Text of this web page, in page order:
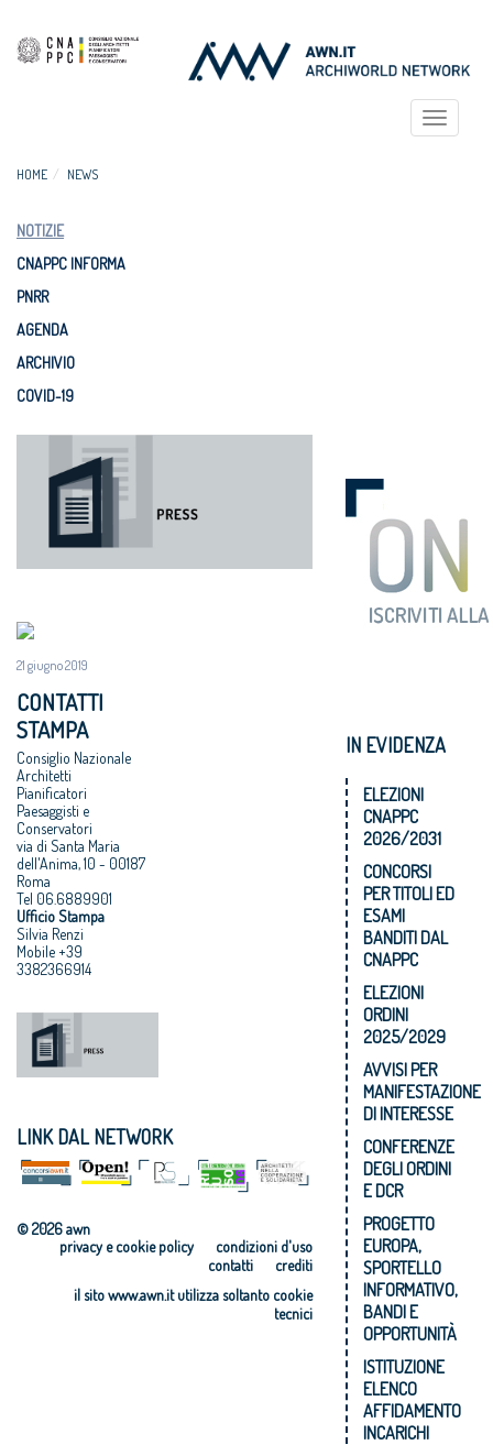
Toggle
HOME NEWS
NOTIZIE
CNAPPC INFORMA
PNRR
AGENDA
ARCHIVIO
COVID-19
21 giugno 2019
CONTATTI
STAMPA
Consiglio Nazionale
Architetti
Pianificatori
Paesaggisti e
Conservatori
via di Santa Maria
dell'Anima, 10 - 00187
Roma
Tel 06.6889901
Ufficio Stampa
Silvia Renzi
Mobile +39
3382366914
LINK DAL NETWORK
© 2026 awn
condizioni d'uso
privacy e cookie policy
crediti
contatti
il sito www.awn.it utilizza soltanto cookie
tecnici
IN EVIDENZA
ELEZIONI
CNAPPC
2026/2031
CONCORSI
PER TITOLI ED
ESAMI
BANDITI DAL
CNAPPC
ELEZIONI
ORDINI
2025/2029
AVVISI PER
MANIFESTAZIONE
DI INTERESSE
CONFERENZE
DEGLI ORDINI
E DCR
PROGETTO
EUROPA,
SPORTELLO
INFORMATIVO,
BANDI E
OPPORTUNITÀ
ISTITUZIONE
ELENCO
AFFIDAMENTO
INCARICHI